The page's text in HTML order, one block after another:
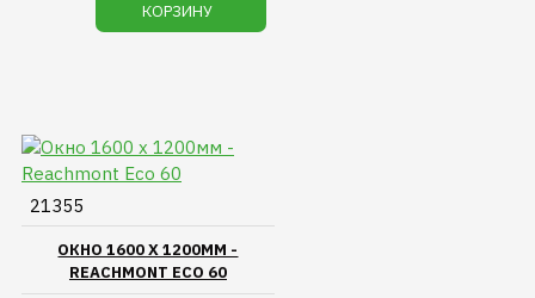
КОРЗИНУ
21355
ОКНО 1600 Х 1200ММ -
REACHMONT ECO 60